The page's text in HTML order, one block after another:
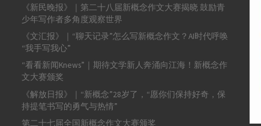
《新民晚报》｜第二十八届新概念作文大赛揭晓 鼓励青
少年写作者多角度观察世界
《文汇报》｜“聊天记录”怎么写新概念作文？AI时代呼唤
“我手写我心”
“看看新闻Knews”｜期待文学新人奔涌向江海！新概念作
文大赛颁奖
《解放日报》｜“新概念”28岁了，“愿你们保持好奇，保
持提笔书写的勇气与热情”
第二十七届全国新概念作文大赛颁奖